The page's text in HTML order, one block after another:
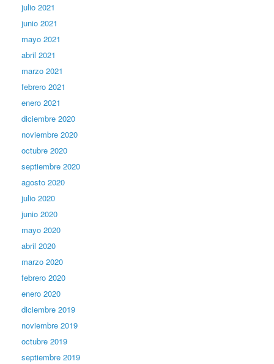
julio 2021
junio 2021
mayo 2021
abril 2021
marzo 2021
febrero 2021
enero 2021
diciembre 2020
noviembre 2020
octubre 2020
septiembre 2020
agosto 2020
julio 2020
junio 2020
mayo 2020
abril 2020
marzo 2020
febrero 2020
enero 2020
diciembre 2019
noviembre 2019
octubre 2019
septiembre 2019